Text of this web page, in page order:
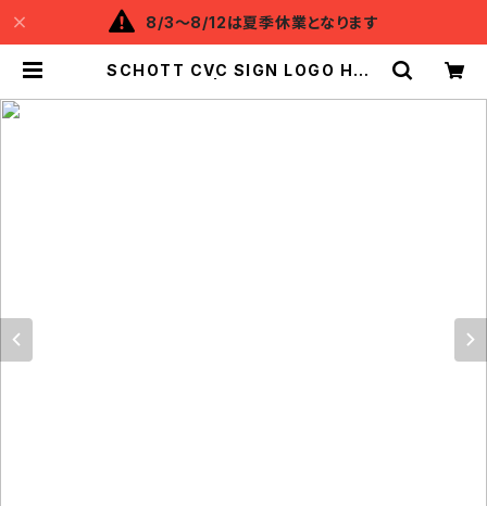
8/3～8/12は夏季休業となります
SCHOTT CVC SIGN LOGO HOO